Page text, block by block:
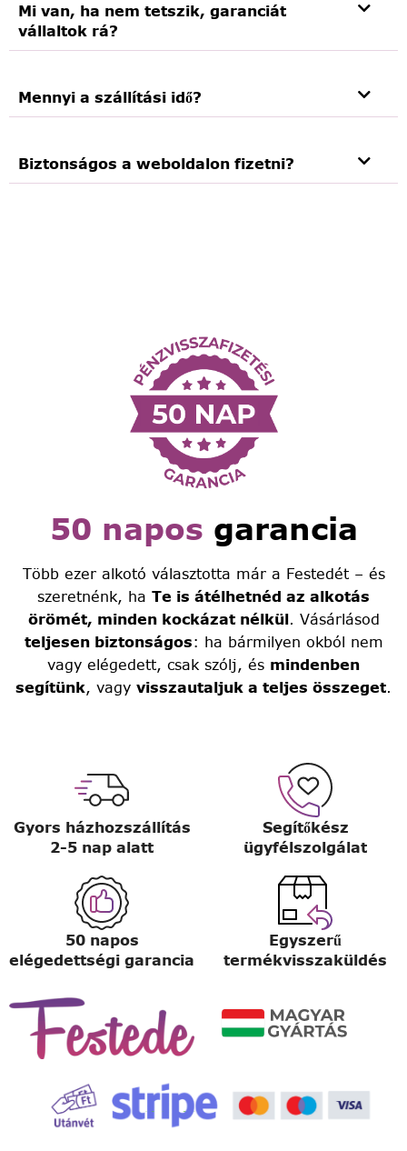
Mi van, ha nem tetszik, garanciát
vállaltok rá?
Mennyi a szállítási idő?
Biztonságos a weboldalon fizetni?
50 napos garancia
Több ezer alkotó választotta már a Festedét – és
szeretnénk, ha Te is átélhetnéd az alkotás
örömét, minden kockázat nélkül. Vásárlásod
teljesen biztonságos: ha bármilyen okból nem
vagy elégedett, csak szólj, és mindenben
segítünk, vagy visszautaljuk a teljes összeget.
Gyors házhozszállítás
2-5 nap alatt
Segítőkész
ügyfélszolgálat
50 napos
elégedettségi garancia
Egyszerű
termékvisszaküldés